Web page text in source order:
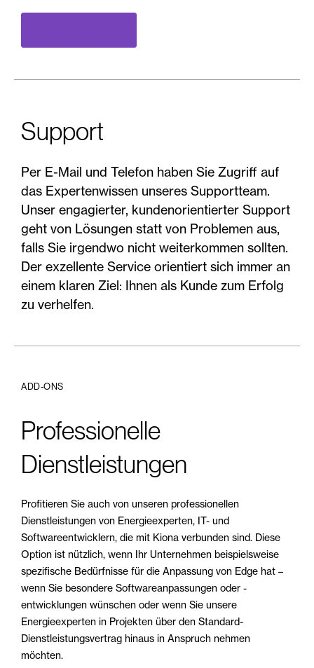
Support
Per E-Mail und Telefon haben Sie Zugriff auf
das Expertenwissen unseres Supportteam.
Unser engagierter, kundenorientierter Support
geht von Lösungen statt von Problemen aus,
falls Sie irgendwo nicht weiterkommen sollten.
Der exzellente Service orientiert sich immer an
einem klaren Ziel: Ihnen als Kunde zum Erfolg
zu verhelfen.
ADD-ONS
Professionelle
Dienstleistungen
Profitieren Sie auch von unseren professionellen
Dienstleistungen von Energieexperten, IT- und
Softwareentwicklern, die mit Kiona verbunden sind. Diese
Option ist nützlich, wenn Ihr Unternehmen beispielsweise
spezifische Bedürfnisse für die Anpassung von Edge hat –
wenn Sie besondere Softwareanpassungen oder -
entwicklungen wünschen oder wenn Sie unsere
Energieexperten in Projekten über den Standard-
Dienstleistungsvertrag hinaus in Anspruch nehmen
möchten.